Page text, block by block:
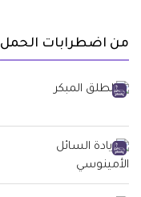
من اضطرابات الحمل